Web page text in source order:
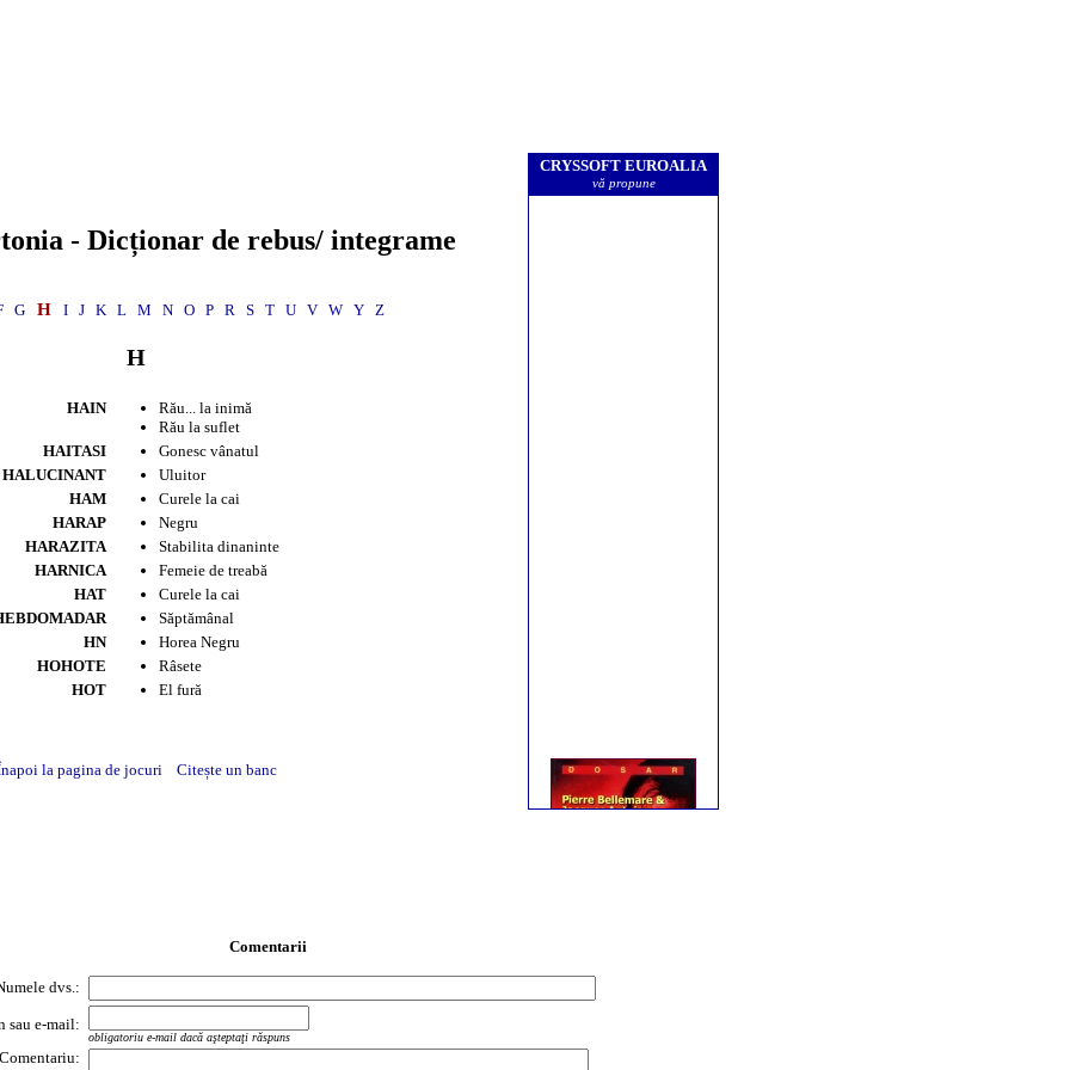
- Dicționar de rebus/ integrame
G H I J K L M N O P R S T U V W Y Z
H
HAIN
Rău... la inimă
Rău la suflet
HAITASI
Gonesc vânatul
HALUCINANT
Uluitor
HAM
Curele la cai
HARAP
Negru
HARAZITA
Stabilita dinaninte
HARNICA
Femeie de treabă
HAT
Curele la cai
Săptămânal
HN
Horea Negru
HOHOTE
Râsete
HOT
El fură
la pagina de jocuri Citește un banc
Comentarii
dvs.:
sau e-mail:
obligatoriu e-mail dacă aşteptaţi răspuns
Comentariu: